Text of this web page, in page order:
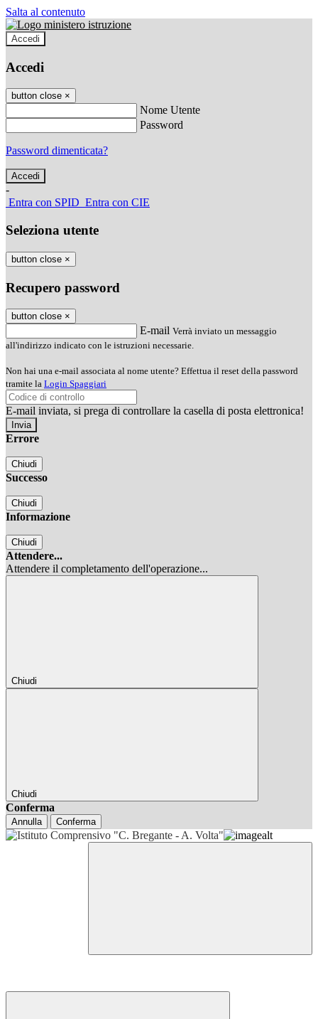
Salta al contenuto
Accedi
Accedi
button close ×
Nome Utente
Password
Password dimenticata?
-
Entra con SPID Entra con CIE
Seleziona utente
button close ×
Recupero password
button close ×
E-mail Verrà inviato un messaggio
all'indirizzo indicato con le istruzioni necessarie.
Non hai una e-mail associata al nome utente? Effettua il reset della password
tramite la Login Spaggiari
E-mail inviata, si prega di controllare la casella di posta elettronica!
Errore
Chiudi
Successo
Chiudi
Informazione
Chiudi
Attendere...
Attendere il completamento dell'operazione...
Chiudi
Chiudi
Conferma
Annulla Conferma